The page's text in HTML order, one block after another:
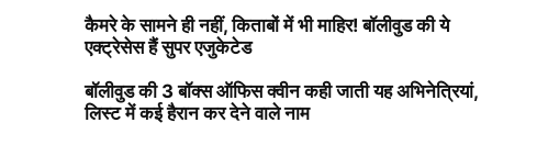
कैमरे के सामने ही नहीं, किताबों में भी माहिर! बॉलीवुड की ये
एक्ट्रेसेस हैं सुपर एजुकेटेड
बॉलीवुड की 3 बॉक्स ऑफिस क्वीन कही जाती यह अभिनेत्रियां,
लिस्ट में कई हैरान कर देने वाले नाम